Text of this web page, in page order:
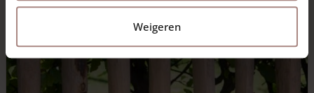
Weigeren